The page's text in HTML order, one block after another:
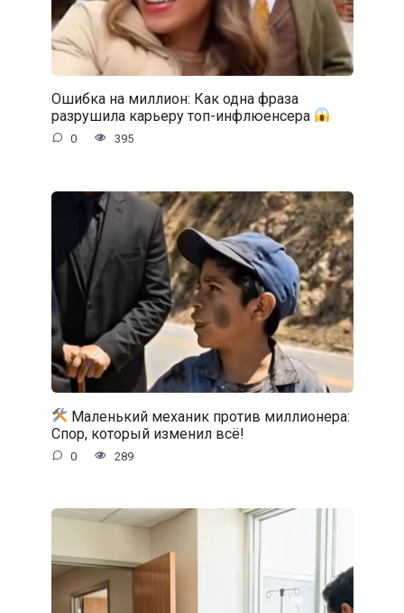
Ошибка на миллион: Как одна фраза
разрушила карьеру топ-инфлюенсера
0 395
Маленький механик против миллионера:
Спор, который изменил всё!
0 289